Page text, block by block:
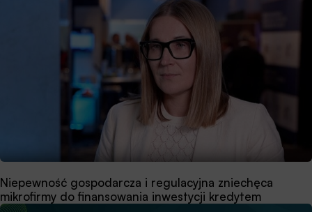
Niepewność gospodarcza i regulacyjna zniechęca
mikrofirmy do finansowania inwestycji kredytem